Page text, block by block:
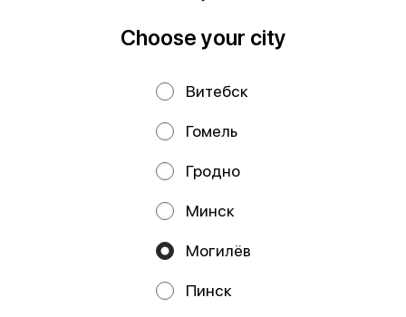
Privacy Policy
Public Offer
Choose your city
Витебск
Гомель
Гродно
Минск
Могилёв
Пинск